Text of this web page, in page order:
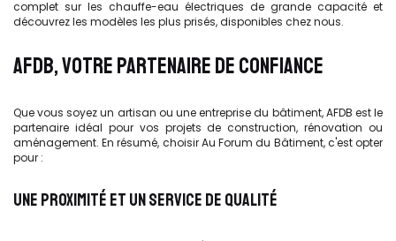
complet sur les chauffe-eau électriques de grande capacité et
découvrez les modèles les plus prisés, disponibles chez nous.
AFDB, VOTRE PARTENAIRE DE CONFIANCE
Que vous soyez un artisan ou une entreprise du bâtiment, AFDB est le
partenaire idéal pour vos projets de construction, rénovation ou
aménagement. En résumé, choisir Au Forum du Bâtiment, c'est opter
pour :
UNE PROXIMITÉ ET UN SERVICE DE QUALITÉ